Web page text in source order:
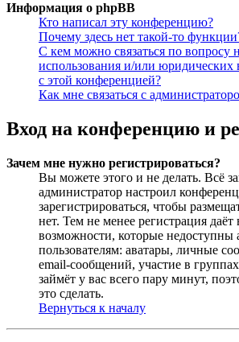
Информация о phpBB
Кто написал эту конференцию?
Почему здесь нет такой-то
С кем можно связаться по вопросу
использования и/или юридических
с этой конференцией?
Как мне связаться с
Вход на конференцию и
Зачем мне нужно регистрироваться?
Вы можете этого и не делать. Всё
администратор настроил
зарегистрироваться, чтобы
нет. Тем не менее регистрация
возможности, которые
пользователям: аватары, личные
email-сообщений, участие в
займёт у вас всего пару минут,
это сделать.
Вернуться к началу